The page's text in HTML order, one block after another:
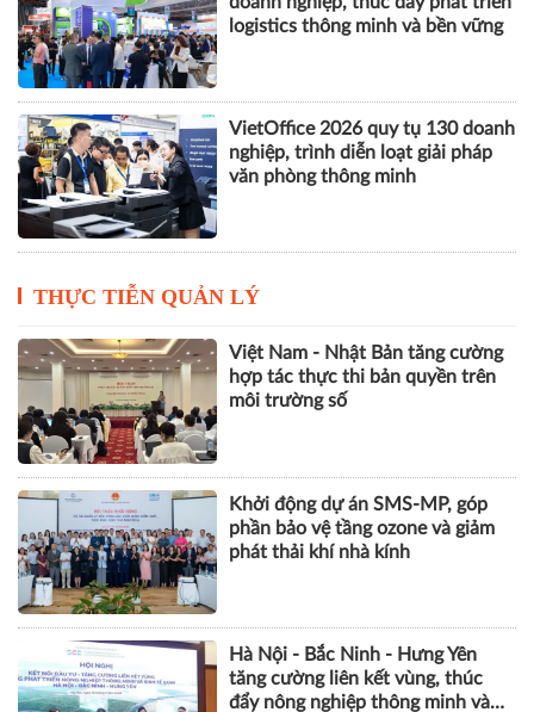
lực tăng trưởng mới cho doanh
nghiệp Hà Nội
VILOG 2026 quy tụ hơn 450
doanh nghiệp, thúc đẩy phát triển
logistics thông minh và bền vững
VietOffice 2026 quy tụ 130 doanh
THỰC TIỄN QUẢN LÝ
Việt Nam - Nhật Bản tăng cường
hợp tác thực thi bản quyền trên
môi trường số
Khởi động dự án SMS-MP, góp
phần bảo vệ tầng ozone và giảm